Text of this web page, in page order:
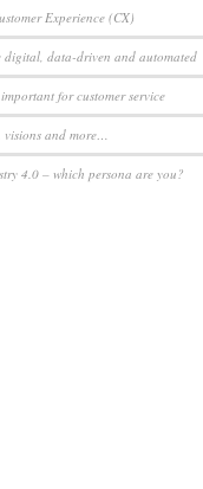
Experience (CX)
digital, data-driven and automated
for customer service
and more…
4.0 – which persona are you?